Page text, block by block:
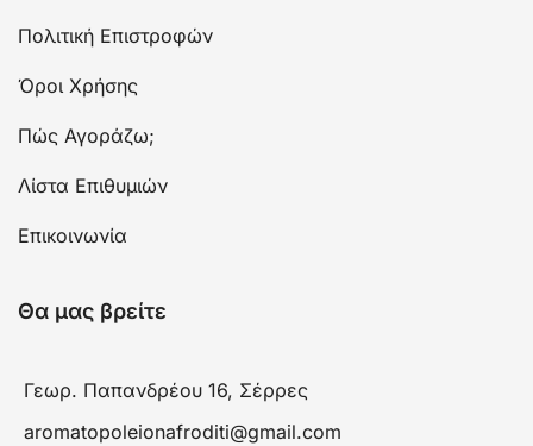
Πολιτική Επιστροφών
Όροι Χρήσης
Πώς Αγοράζω;
Λίστα Επιθυμιών
Επικοινωνία
Θα μας βρείτε
Γεωρ. Παπανδρέου 16, Σέρρες
aromatopoleionafroditi@gmail.com